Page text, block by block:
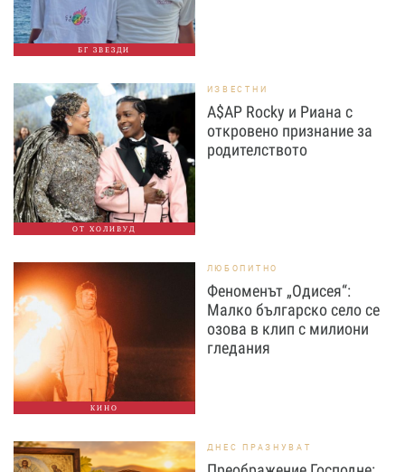
БГ ЗВЕЗДИ
ОТ ХОЛИВУД
ИЗВЕСТНИ
A$AP Rocky и Риана с
откровено признание за
родителството
КИНО
ЛЮБОПИТНО
Феноменът „Одисея“:
Малко българско село се
озова в клип с милиони
гледания
ДНЕС ПРАЗНУВАТ